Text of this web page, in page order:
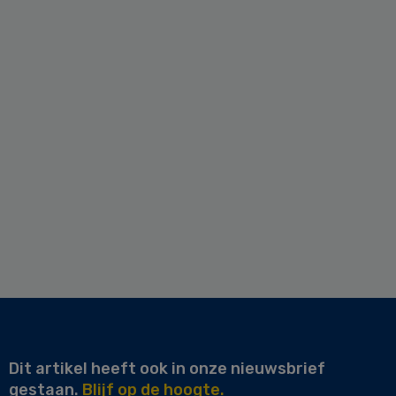
Dit artikel heeft ook in onze nieuwsbrief
gestaan. Blijf op de hoogte.